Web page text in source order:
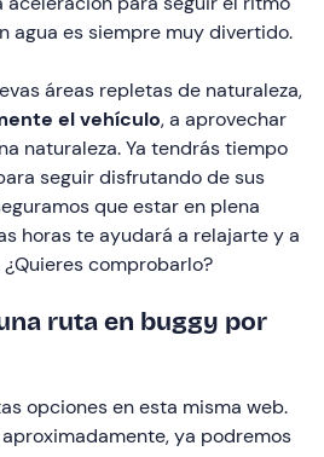
agua es siempre muy divertido.
áreas repletas de naturaleza,
el vehículo, a aprovechar
naturaleza. Ya tendrás tiempo
seguir disfrutando de sus
que estar en plena
horas te ayudará a relajarte y a
comprobarlo?
ruta en buggy por
opciones en esta misma web.
aproximadamente, ya podremos